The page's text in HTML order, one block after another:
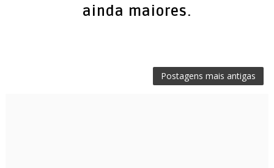
ainda maiores.
Postagens mais antigas